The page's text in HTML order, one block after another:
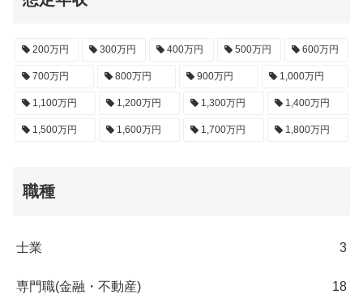
200万円 300万円 400万円 500万円 600万円
700万円 800万円 900万円 1,000万円
1,100万円 1,200万円 1,300万円 1,400万円
1,500万円 1,600万円 1,700万円 1,800万円
職種
士業 3
専門職(金融・不動産) 18